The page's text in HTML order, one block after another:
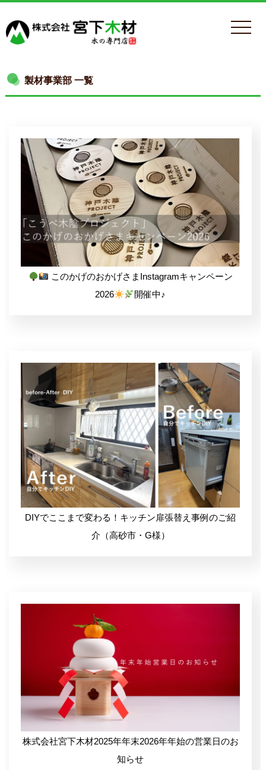
製材事業部 一覧
このかげのおかげさまInstagramキャンペーン
2026
開催中♪
DIYでここまで変わる！キッチン扉張替え事例のご紹
介（高砂市・G様）
株式会社宮下木材2025年年末2026年年始の営業日のお
知らせ